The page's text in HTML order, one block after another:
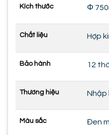
Kích thước Φ
Chất liệu Hợp
Bảo hành 12
Thương hiệu Nhập
Màu sắc Đen